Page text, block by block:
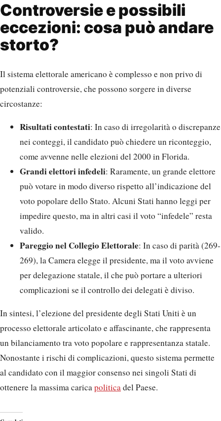
Controversie e possibili
eccezioni: cosa può andare
storto?
Il sistema elettorale americano è complesso e non privo di
potenziali controversie, che possono sorgere in diverse
circostanze:
Risultati contestati: In caso di irregolarità o discrepanze
nei conteggi, il candidato può chiedere un riconteggio,
come avvenne nelle elezioni del 2000 in Florida.
Grandi elettori infedeli: Raramente, un grande elettore
può votare in modo diverso rispetto all’indicazione del
voto popolare dello Stato. Alcuni Stati hanno leggi per
impedire questo, ma in altri casi il voto “infedele” resta
valido.
Pareggio nel Collegio Elettorale: In caso di parità (269-
269), la Camera elegge il presidente, ma il voto avviene
per delegazione statale, il che può portare a ulteriori
complicazioni se il controllo dei delegati è diviso.
In sintesi, l’elezione del presidente degli Stati Uniti è un
processo elettorale articolato e affascinante, che rappresenta
un bilanciamento tra voto popolare e rappresentanza statale.
Nonostante i rischi di complicazioni, questo sistema permette
al candidato con il maggior consenso nei singoli Stati di
ottenere la massima caricapoliticadel Paese.